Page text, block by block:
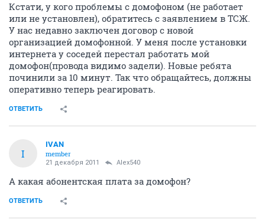
Кстати, у кого проблемы с домофоном (не работает
или не установлен), обратитесь с заявлением в ТСЖ.
У нас недавно заключен договор с новой
организацией домофонной. У меня после установки
интернета у соседей перестал работать мой
домофон(провода видимо задели). Новые ребята
починили за 10 минут. Так что обращайтесь, должны
оперативно теперь реагировать.
ОТВЕТИТЬ
I
IVAN
member
21 декабря 2011 Alex540
А какая абонентская плата за домофон?
ОТВЕТИТЬ